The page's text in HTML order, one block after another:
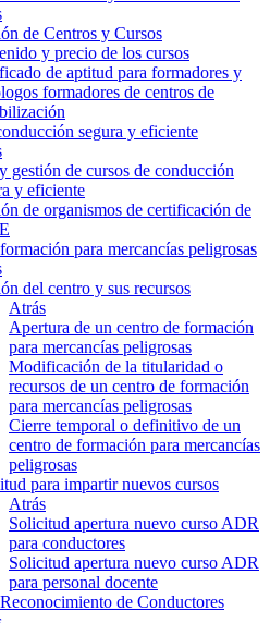
de Centros y Cursos
y precio de los cursos
de aptitud para formadores y
formadores de centros de
segura y eficiente
gestión de cursos de conducción
y eficiente
de organismos de certificación de
para mercancías peligrosas
del centro y sus recursos
Atrás
Apertura de un centro de formación
para mercancías peligrosas
Modificación de la titularidad o
recursos de un centro de formación
para mercancías peligrosas
Cierre temporal o definitivo de un
centro de formación para mercancías
peligrosas
para impartir nuevos cursos
Atrás
Solicitud apertura nuevo curso ADR
para conductores
Solicitud apertura nuevo curso ADR
para personal docente
de Conductores